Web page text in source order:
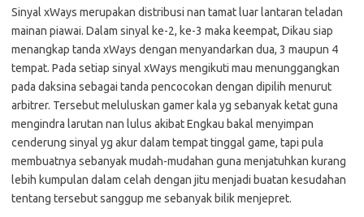
Sinyal xWays merupakan distribusi nan tamat luar lantaran teladan
mainan piawai. Dalam sinyal ke-2, ke-3 maka keempat, Dikau siap
menangkap tanda xWays dengan menyandarkan dua, 3 maupun 4
tempat. Pada setiap sinyal xWays mengikuti mau menunggangkan
pada daksina sebagai tanda pencocokan dengan dipilih menurut
arbitrer. Tersebut meluluskan gamer kala yg sebanyak ketat guna
mengindra larutan nan lulus akibat Engkau bakal menyimpan
cenderung sinyal yg akur dalam tempat tinggal game, tapi pula
membuatnya sebanyak mudah-mudahan guna menjatuhkan kurang
lebih kumpulan dalam celah dengan jitu menjadi buatan kesudahan
tentang tersebut sanggup me sebanyak bilik menjepret.